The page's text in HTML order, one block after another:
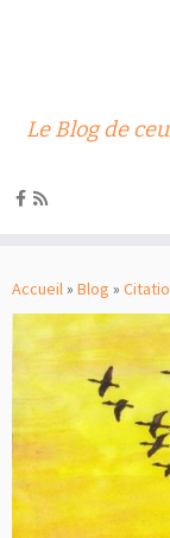
au
contenu
Le Blog de
Accueil» Blog »